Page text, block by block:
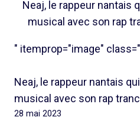
Neaj, le rappeur nantais
musical avec son rap
" itemprop="image"
Neaj, le rappeur nantais
musical avec son rap
28 mai 2023